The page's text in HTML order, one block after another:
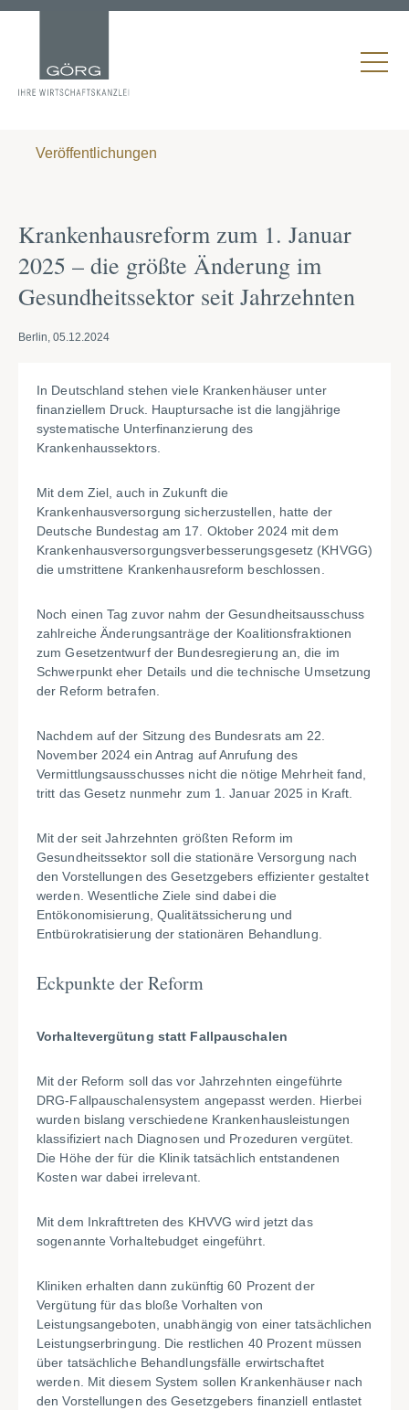
Veröffentlichungen
Krankenhausreform zum 1. Januar
2025 – die größte Änderung im
Gesundheitssektor seit Jahrzehnten
Berlin, 05.12.2024
In Deutschland stehen viele Krankenhäuser unter
finanziellem Druck. Hauptursache ist die langjährige
systematische Unterfinanzierung des
Krankenhaussektors.
Mit dem Ziel, auch in Zukunft die
Krankenhausversorgung sicherzustellen, hatte der
Deutsche Bundestag am 17. Oktober 2024 mit dem
Krankenhausversorgungsverbesserungsgesetz (KHVGG)
die umstrittene Krankenhausreform beschlossen.
Noch einen Tag zuvor nahm der Gesundheitsausschuss
zahlreiche Änderungsanträge der Koalitionsfraktionen
zum Gesetzentwurf der Bundesregierung an, die im
Schwerpunkt eher Details und die technische Umsetzung
der Reform betrafen.
Nachdem auf der Sitzung des Bundesrats am 22.
November 2024 ein Antrag auf Anrufung des
Vermittlungsausschusses nicht die nötige Mehrheit fand,
tritt das Gesetz nunmehr zum 1. Januar 2025 in Kraft.
Mit der seit Jahrzehnten größten Reform im
Gesundheitssektor soll die stationäre Versorgung nach
den Vorstellungen des Gesetzgebers effizienter gestaltet
werden. Wesentliche Ziele sind dabei die
Entökonomisierung, Qualitätssicherung und
Entbürokratisierung der stationären Behandlung.
Eckpunkte der Reform
Vorhaltevergütung statt Fallpauschalen
Mit der Reform soll das vor Jahrzehnten eingeführte
DRG-Fallpauschalensystem angepasst werden. Hierbei
wurden bislang verschiedene Krankenhausleistungen
klassifiziert nach Diagnosen und Prozeduren vergütet.
Die Höhe der für die Klinik tatsächlich entstandenen
Kosten war dabei irrelevant.
Mit dem Inkrafttreten des KHVVG wird jetzt das
sogenannte Vorhaltebudget eingeführt.
Kliniken erhalten dann zukünftig 60 Prozent der
Vergütung für das bloße Vorhalten von
Leistungsangeboten, unabhängig von einer tatsächlichen
Leistungserbringung. Die restlichen 40 Prozent müssen
über tatsächliche Behandlungsfälle erwirtschaftet
werden. Mit diesem System sollen Krankenhäuser nach
den Vorstellungen des Gesetzgebers finanziell entlastet